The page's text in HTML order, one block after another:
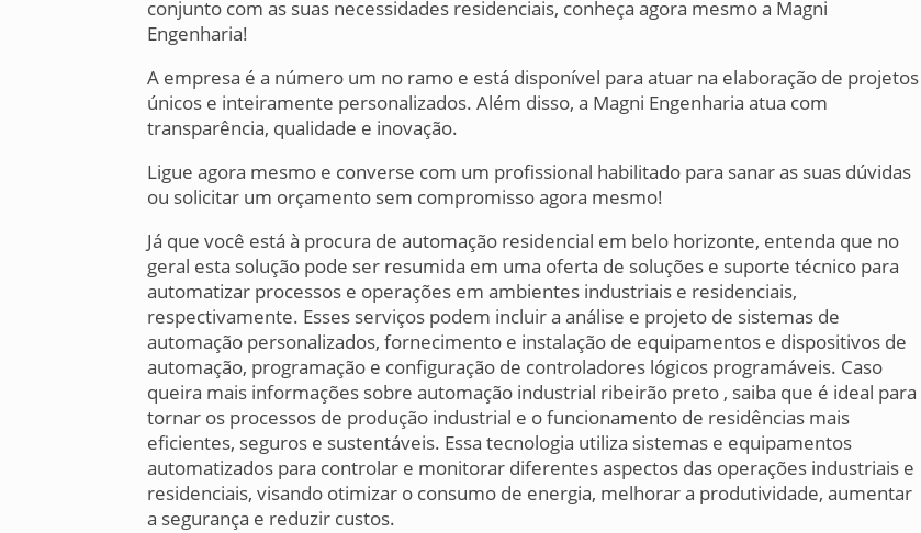
conjunto com as suas necessidades residenciais, conheça agora mesmo a Magni
Engenharia!
A empresa é a número um no ramo e está disponível para atuar na elaboração de projetos
únicos e inteiramente personalizados. Além disso, a Magni Engenharia atua com
transparência, qualidade e inovação.
Ligue agora mesmo e converse com um profissional habilitado para sanar as suas dúvidas
ou solicitar um orçamento sem compromisso agora mesmo!
Já que você está à procura de automação residencial em belo horizonte, entenda que no
geral esta solução pode ser resumida em uma oferta de soluções e suporte técnico para
automatizar processos e operações em ambientes industriais e residenciais,
respectivamente. Esses serviços podem incluir a análise e projeto de sistemas de
automação personalizados, fornecimento e instalação de equipamentos e dispositivos de
automação, programação e configuração de controladores lógicos programáveis. Caso
queira mais informações sobre automação industrial ribeirão preto , saiba que é ideal para
tornar os processos de produção industrial e o funcionamento de residências mais
eficientes, seguros e sustentáveis. Essa tecnologia utiliza sistemas e equipamentos
automatizados para controlar e monitorar diferentes aspectos das operações industriais e
residenciais, visando otimizar o consumo de energia, melhorar a produtividade, aumentar
a segurança e reduzir custos.